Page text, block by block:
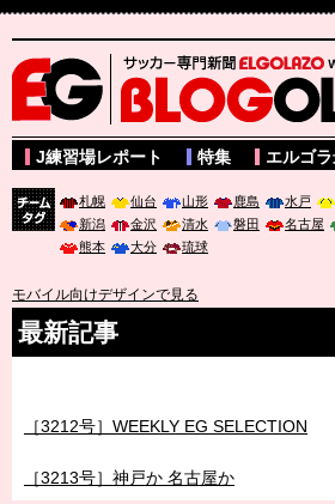
サッカー専門新聞ELGOLAZO web版 BLOGOLA
J練習場レポート 特集 エルゴ
札幌 仙台 山形 鹿島 水戸
新潟
金沢 清水 磐田 名古屋
熊本
大分 琉球
モバイル向けデザインで見る
最新記事
［3212号］WEEKLY EG SELECTION
［3213号］神戸か 名古屋か